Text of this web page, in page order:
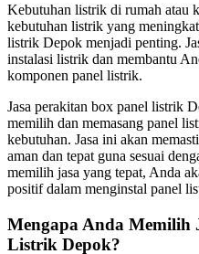
Kebutuhan listrik di rumah atau
kebutuhan listrik yang
listrik Depok menjadi penting.
instalasi listrik dan membantu
komponen panel listrik.
Jasa perakitan box panel listrik
memilih dan memasang panel
kebutuhan. Jasa ini akan
aman dan tepat guna sesuai
memilih jasa yang tepat, Anda
positif dalam menginstal panel
Mengapa Anda Memilih
Listrik Depok?